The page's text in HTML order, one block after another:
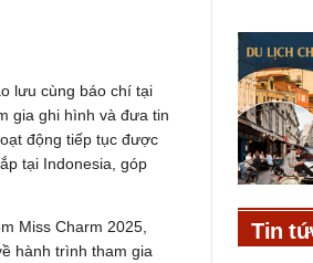
lưu cùng báo chí tại
gia ghi hình và đưa tin
động tiếp tục được
tại Indonesia, góp
Miss Charm 2025,
hành trình tham gia
Tin